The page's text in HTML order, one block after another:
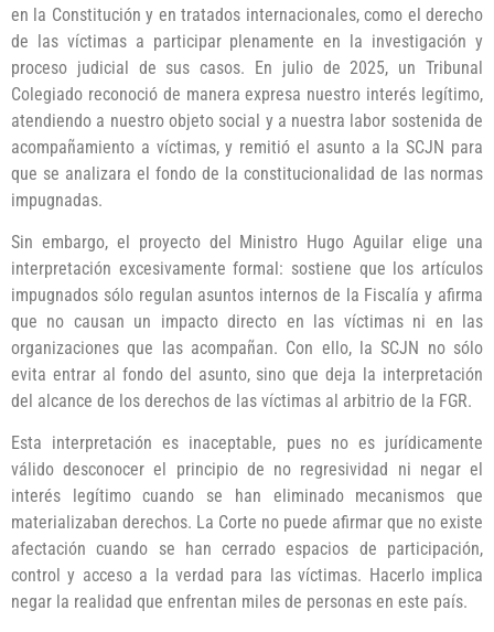
en la Constitución y en tratados internacionales, como el derecho
de las víctimas a participar plenamente en la investigación y
proceso judicial de sus casos. En julio de 2025, un Tribunal
Colegiado reconoció de manera expresa nuestro interés legítimo,
atendiendo a nuestro objeto social y a nuestra labor sostenida de
acompañamiento a víctimas, y remitió el asunto a la SCJN para
que se analizara el fondo de la constitucionalidad de las normas
impugnadas.
Sin embargo, el proyecto del Ministro Hugo Aguilar elige una
interpretación excesivamente formal: sostiene que los artículos
impugnados sólo regulan asuntos internos de la Fiscalía y afirma
que no causan un impacto directo en las víctimas ni en las
organizaciones que las acompañan. Con ello, la SCJN no sólo
evita entrar al fondo del asunto, sino que deja la interpretación
del alcance de los derechos de las víctimas al arbitrio de la FGR.
Esta interpretación es inaceptable, pues no es jurídicamente
válido desconocer el principio de no regresividad ni negar el
interés legítimo cuando se han eliminado mecanismos que
materializaban derechos. La Corte no puede afirmar que no existe
afectación cuando se han cerrado espacios de participación,
control y acceso a la verdad para las víctimas. Hacerlo implica
negar la realidad que enfrentan miles de personas en este país.